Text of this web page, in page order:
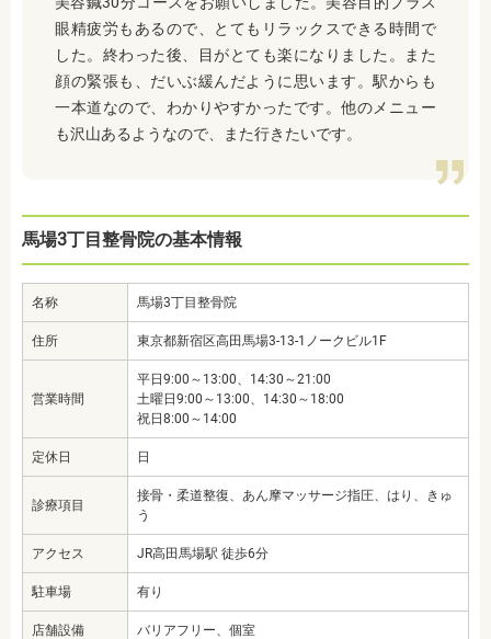
眼精疲労もあるので、とてもリラックスできる時間で
した。終わった後、目がとても楽になりました。また
顔の緊張も、だいぶ緩んだように思います。駅からも
一本道なので、わかりやすかったです。他のメニュー
も沢山あるようなので、また行きたいです。
馬場3丁目整骨院の基本情報
名称 馬場3丁目整骨院
住所 東京都新宿区高田馬場3-13-1ノークビル1F
営業時間
平日9:00～13:00、14:30～21:00
土曜日9:00～13:00、14:30～18:00
祝日8:00～14:00
定休日 日
診療項目
接骨・柔道整復、あん摩マッサージ指圧、はり、きゅ
う
アクセス JR高田馬場駅 徒歩6分
駐車場 有り
店舗設備 バリアフリー、個室